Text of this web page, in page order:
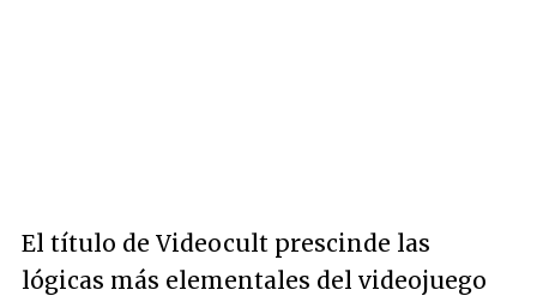
El título de Videocult prescinde las
lógicas más elementales del videojuego